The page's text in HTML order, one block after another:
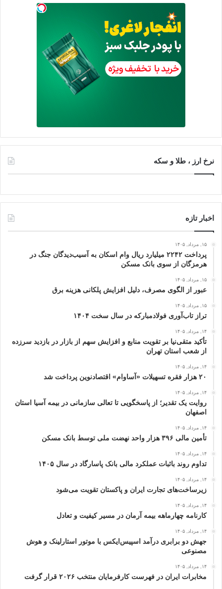
نرخ ارز ، طلا و سکه
اخبار تازه
۱۵, مرداد, ۱۴۰۵
پرداخت ۲۲۴۲ میلیارد ریال وام اسکان به آسیب‌دیدگان جنگ در
هرمزگان از سوی بانک مسکن
۱۵, مرداد, ۱۴۰۵
عبور از الگوی مصرف، دلیل افزایش پلکانی هزینه برق
۱۵, مرداد, ۱۴۰۵
تراز تاب‌آوری فولادمبارکه در سال سخت ۱۴۰۴
۱۴, مرداد, ۱۴۰۵
تأکید متقی‌نیا بر تقویت منابع و افزایش سهم از بازار در بازدید سرزده
از شعب استان تهران
۱۴, مرداد, ۱۴۰۵
۲۰ هزار فقره تسهیلات «آساوام» اقتصادنوین پرداخت شد
۱۴, مرداد, ۱۴۰۵
روایت یک تقدیر؛ از پاسخگویی تا تعالی سازمانی در بیمه آسیا استان
اصفهان
۱۴, مرداد, ۱۴۰۵
تأمین مالی ۳۹۶ هزار واحد نهضت ملی توسط بانک مسکن
۱۴, مرداد, ۱۴۰۵
تداوم روند باثبات عملکرد مالی بانک پاسارگاد در سال ۱۴۰۵
۱۴, مرداد, ۱۴۰۵
زیرساخت‌های تجارت ایران و پاکستان تقویت می‌شود
۱۴, مرداد, ۱۴۰۵
کارنامه چهارماهه بیمه آرمان در مسیر کیفیت و تعادل
۱۴, مرداد, ۱۴۰۵
جهش دو برابری درآمد اسپیس‌ایکس با موتور استارلینک و هوش
مصنوعی
۱۴, مرداد, ۱۴۰۵
مخابرات ایران در فهرست کارفرمایان منتخب ۲۰۲۶ قرار گرفت